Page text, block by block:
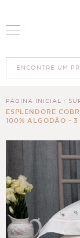
PÁGINA INICIAL
ESPLENDORE
100% ALGODÃO - 3